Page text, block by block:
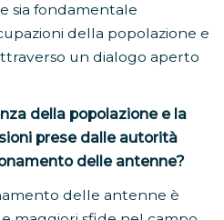
sia fondamentale
della popolazione e
un dialogo aperto
della popolazione e la
prese dalle autorità
delle antenne?
delle antenne è